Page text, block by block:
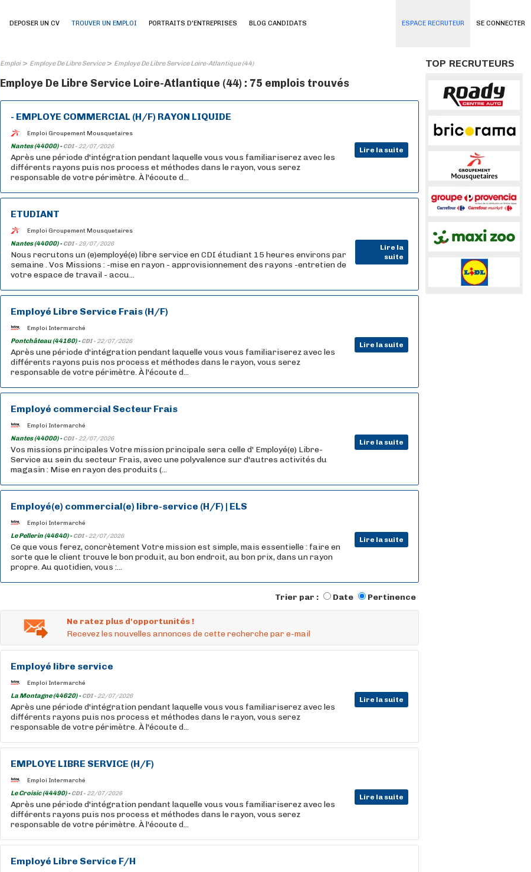
SE CONNECTER
DEPOSER UN CV TROUVER UN EMPLOI PORTRAITS D'ENTREPRISES BLOG CANDIDATS ESPACE RECRUTEUR
Emploi> Employe De Libre Service> Employe De Libre Service Loire-Atlantique (44)
Employe De Libre Service Loire-Atlantique (44) : 75 emplois trouvés
- EMPLOYE COMMERCIAL (H/F) RAYON LIQUIDE
Emploi Groupement Mousquetaires
Nantes (44000) -CDI - 22/07/2026 Lire la suite
Après une période d'intégration pendant laquelle vous vous familiariserez avec les
différents rayons puis nos process et méthodes dans le rayon, vous serez
responsable de votre périmètre. À l'écoute d...
ETUDIANT
Emploi Groupement Mousquetaires
Nantes (44000) -CDI - 29/07/2026
Lire la
suite
Nous recrutons un (e)employé(e) libre service en CDI étudiant 15 heures environs par
semaine . Vos Missions : -mise en rayon - approvisionnement des rayons -entretien de
votre espace de travail - accu...
Employé Libre Service Frais (H/F)
Emploi Intermarché
Pontchâteau (44160) -CDI - 22/07/2026 Lire la suite
Après une période d'intégration pendant laquelle vous vous familiariserez avec les
différents rayons puis nos process et méthodes dans le rayon, vous serez
responsable de votre périmètre. À l'écoute d...
Employé commercial Secteur Frais
Emploi Intermarché
Nantes (44000) -CDI - 22/07/2026 Lire la suite
Vos missions principales Votre mission principale sera celle d' Employé(e) Libre-
Service au sein du secteur Frais, avec une polyvalence sur d'autres activités du
magasin : Mise en rayon des produits (...
Employé(e) commercial(e) libre-service (H/F) | ELS
Emploi Intermarché
Le Pellerin (44640) -CDI - 22/07/2026 Lire la suite
Ce que vous ferez, concrètement Votre mission est simple, mais essentielle : faire en
sorte que le client trouve le bon produit, au bon endroit, au bon prix, dans un rayon
propre. Au quotidien, vous :...
Trier par : Date Pertinence
Ne ratez plus d'opportunités !
Recevez les nouvelles annonces de cette recherche par e-mail
Employé libre service
Emploi Intermarché
La Montagne (44620) -CDI - 22/07/2026 Lire la suite
Après une période d'intégration pendant laquelle vous vous familiariserez avec les
différents rayons puis nos process et méthodes dans le rayon, vous serez
responsable de votre périmètre. À l'écoute d...
EMPLOYE LIBRE SERVICE (H/F)
Emploi Intermarché
Le Croisic (44490) -CDI - 22/07/2026 Lire la suite
Après une période d'intégration pendant laquelle vous vous familiariserez avec les
différents rayons puis nos process et méthodes dans le rayon, vous serez
responsable de votre périmètre. À l'écoute d...
Employé Libre Service F/H
TOP RECRUTEURS